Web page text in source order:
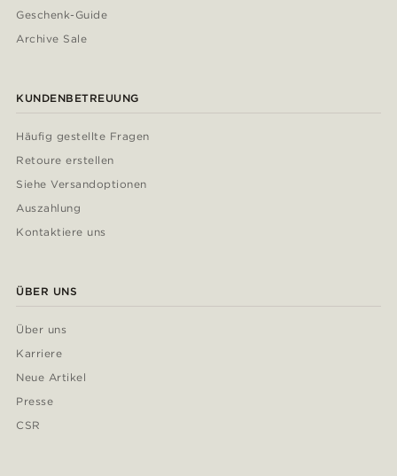
Geschenk-Guide
Archive Sale
KUNDENBETREUUNG
Häufig gestellte Fragen
Retoure erstellen
Siehe Versandoptionen
Auszahlung
Kontaktiere uns
ÜBER UNS
Über uns
Karriere
Neue Artikel
Presse
CSR